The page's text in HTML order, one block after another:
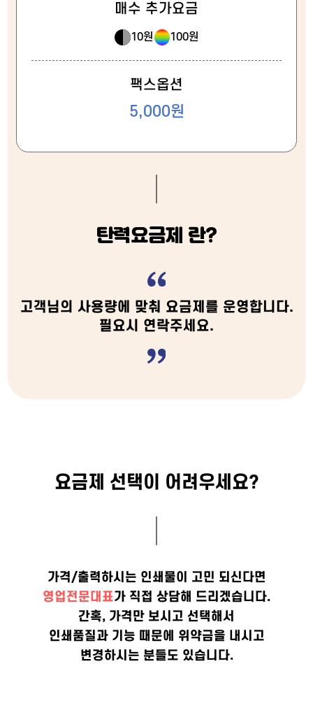
매수 추가요금
10원 100원
팩스옵션
5,000원
탄력요금제 란?
고객님의 사용량에 맞춰 요금제를 운영합니다.
필요시 연락주세요.
요금제 선택이 어려우세요?
가격/출력하시는 인쇄물이 고민 되신다면
영업전문대표가 직접 상담해 드리겠습니다.
간혹, 가격만 보시고 선택해서
인쇄품질과 기능 때문에 위약금을 내시고
변경하시는 분들도 있습니다.